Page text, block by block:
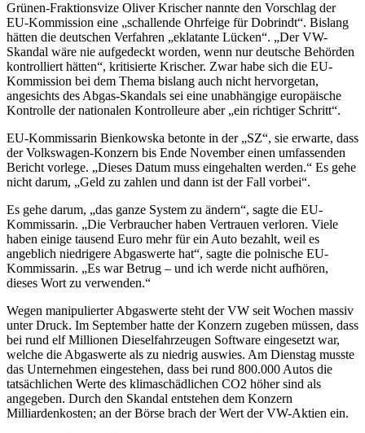
Grünen-Fraktionsvize Oliver Krischer nannte den Vorschlag der
EU-Kommission eine „schallende Ohrfeige für Dobrindt“. Bislang
hätten die deutschen Verfahren „eklatante Lücken“. „Der VW-
Skandal wäre nie aufgedeckt worden, wenn nur deutsche Behörden
kontrolliert hätten“, kritisierte Krischer. Zwar habe sich die EU-
Kommission bei dem Thema bislang auch nicht hervorgetan,
angesichts des Abgas-Skandals sei eine unabhängige europäische
Kontrolle der nationalen Kontrolleure aber „ein richtiger Schritt“.
EU-Kommissarin Bienkowska betonte in der „SZ“, sie erwarte, dass
der Volkswagen-Konzern bis Ende November einen umfassenden
Bericht vorlege. „Dieses Datum muss eingehalten werden.“ Es gehe
nicht darum, „Geld zu zahlen und dann ist der Fall vorbei“.
Es gehe darum, „das ganze System zu ändern“, sagte die EU-
Kommissarin. „Die Verbraucher haben Vertrauen verloren. Viele
haben einige tausend Euro mehr für ein Auto bezahlt, weil es
angeblich niedrigere Abgaswerte hat“, sagte die polnische EU-
Kommissarin. „Es war Betrug – und ich werde nicht aufhören,
dieses Wort zu verwenden.“
Wegen manipulierter Abgaswerte steht der VW seit Wochen massiv
unter Druck. Im September hatte der Konzern zugeben müssen, dass
bei rund elf Millionen Dieselfahrzeugen Software eingesetzt war,
welche die Abgaswerte als zu niedrig auswies. Am Dienstag musste
das Unternehmen eingestehen, dass bei rund 800.000 Autos die
tatsächlichen Werte des klimaschädlichen CO2 höher sind als
angegeben. Durch den Skandal entstehen dem Konzern
Milliardenkosten; an der Börse brach der Wert der VW-Aktien ein.